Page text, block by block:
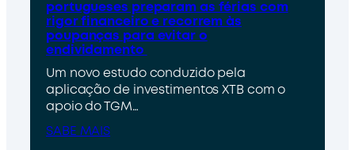
portugueses preparam as férias com
rigor financeiro e recorrem às
poupanças para evitar o
endividamento
Um novo estudo conduzido pela
aplicação de investimentos XTB com o
apoio do TGM…
SABE MAIS